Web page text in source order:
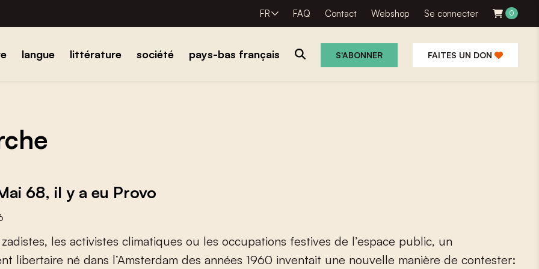
FR FAQ Contact Webshop Se connecter 0
langue littérature société pays-bas français S'ABONNER FAITES UN DON
68, il y a eu Provo
zadistes, les activistes climatiques ou les occupations festives de l’espace public, un
nt libertaire né dans l’Amsterdam des années 1960 inventait une nouvelle manière de contester: